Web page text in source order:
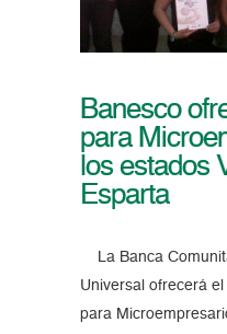
Banesco
para
los estados
Esparta
La Banca
Universal ofrecerá
para